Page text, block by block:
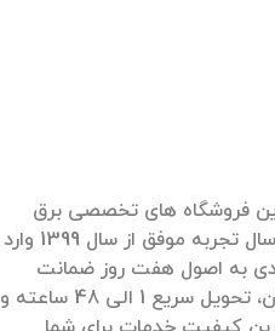
فروشگاه های تخصصی برق
صنعتی کشور پس از بیش از 40 سال تجربه موفق از سال 1399 وارد
به اصول هفت روز ضمانت
بازگشت کالا، ضمانت اصل بودن آن، تحویل سریع 1 الی 48 ساعته و